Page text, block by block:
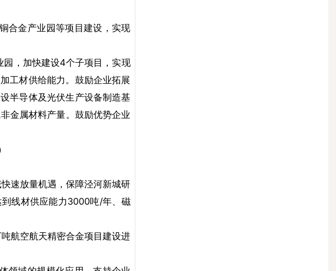
合金产业园等项目建设，实现
园，加快建设4个子项目，实现
工材供给能力。鼓励企业拓展
半导体及光伏生产设备制造基
金属材料产量。鼓励优势企业
速放量机遇，保障泾河新城研
线材供应能力3000吨/年、磁
航空航天精密合金项目建设进